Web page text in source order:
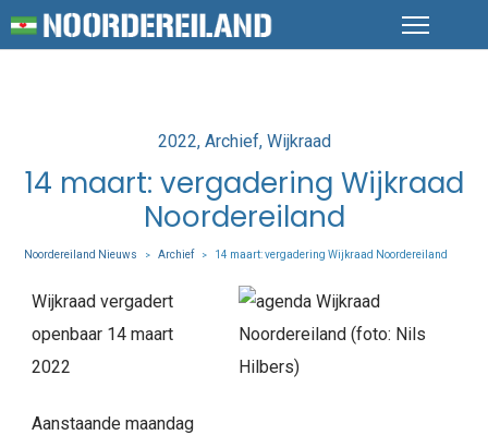
Posted
2022 Archief Wijkraad
14 maart: vergadering Wijkraad
Noordereiland
Noordereiland Nieuws > Archief > 14 maart: vergadering Wijkraad Noordereiland
Wijkraad vergadert
openbaar 14 maart
2022
Aanstaande maandag